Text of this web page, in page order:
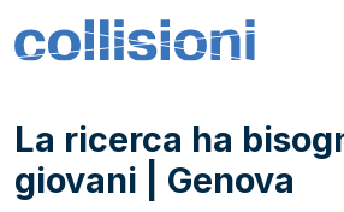
Salta al contenuto
Navigazione principale
La ricerca ha
giovani | Genova